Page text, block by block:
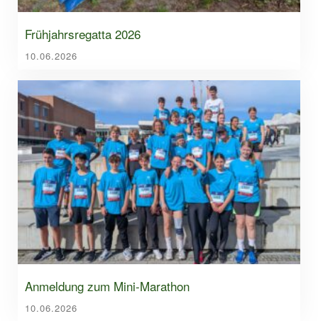
Frühjahrsregatta 2026
10.06.2026
Anmeldung zum Mini-Marathon
10.06.2026